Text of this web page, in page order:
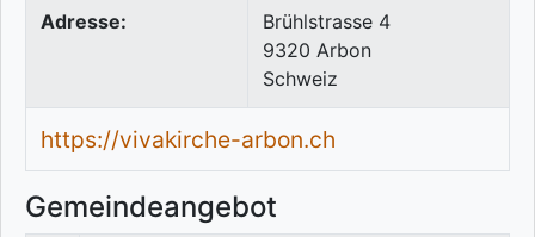
Adresse:
Brühlstrasse 4
9320 Arbon
Schweiz
https://vivakirche-arbon.ch
Gemeindeangebot